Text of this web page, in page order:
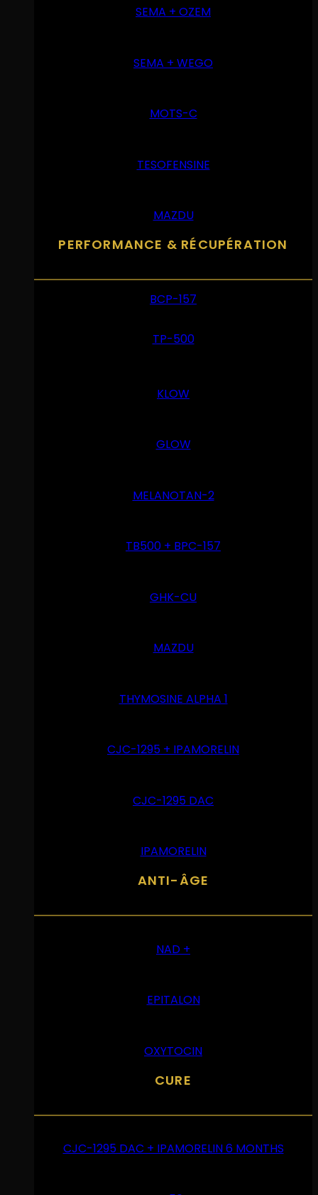
SEMA + OZEM
SEMA + WEGO
MOTS-C
TESOFENSINE
MAZDU
PERFORMANCE & RÉCUPÉRATION
BCP-157
TP-500
KLOW
GLOW
MELANOTAN-2
TB500 + BPC-157
GHK-CU
MAZDU
THYMOSINE ALPHA 1
CJC-1295 + IPAMORELIN
CJC-1295 DAC
IPAMORELIN
ANTI-ÂGE
NAD +
EPITALON
OXYTOCIN
CURE
CJC-1295 DAC + IPAMORELIN 6 MONTHS